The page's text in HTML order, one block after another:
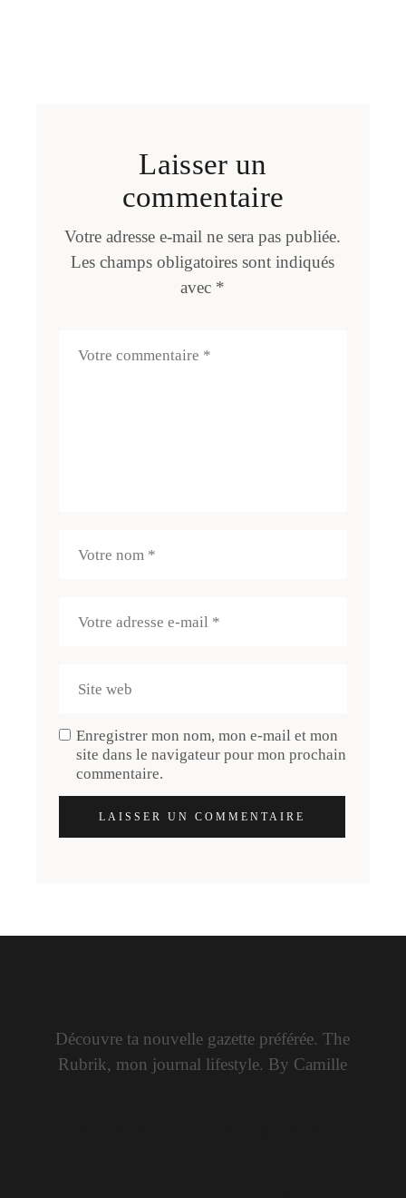
Laisser un
commentaire
Votre adresse e-mail ne sera pas publiée.
Les champs obligatoires sont indiqués
avec *
Enregistrer mon nom, mon e-mail et mon
site dans le navigateur pour mon prochain
commentaire.
LAISSER UN COMMENTAIRE
Découvre ta nouvelle gazette préférée. The
Rubrik, mon journal lifestyle. By Camille